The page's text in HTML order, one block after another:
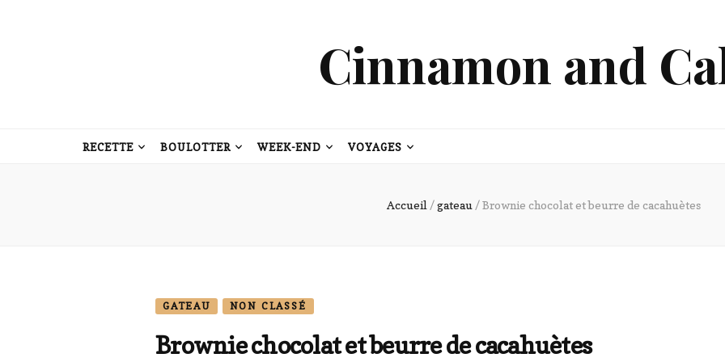
Cinnamon and
RECETTE BOULOTTER WEEK-END VOYAGES
Accueil /gateau /Brownie chocolat et beurre de cacahuètes
GATEAU NON CLASSÉ
Brownie chocolat et beurre de cacahuètes